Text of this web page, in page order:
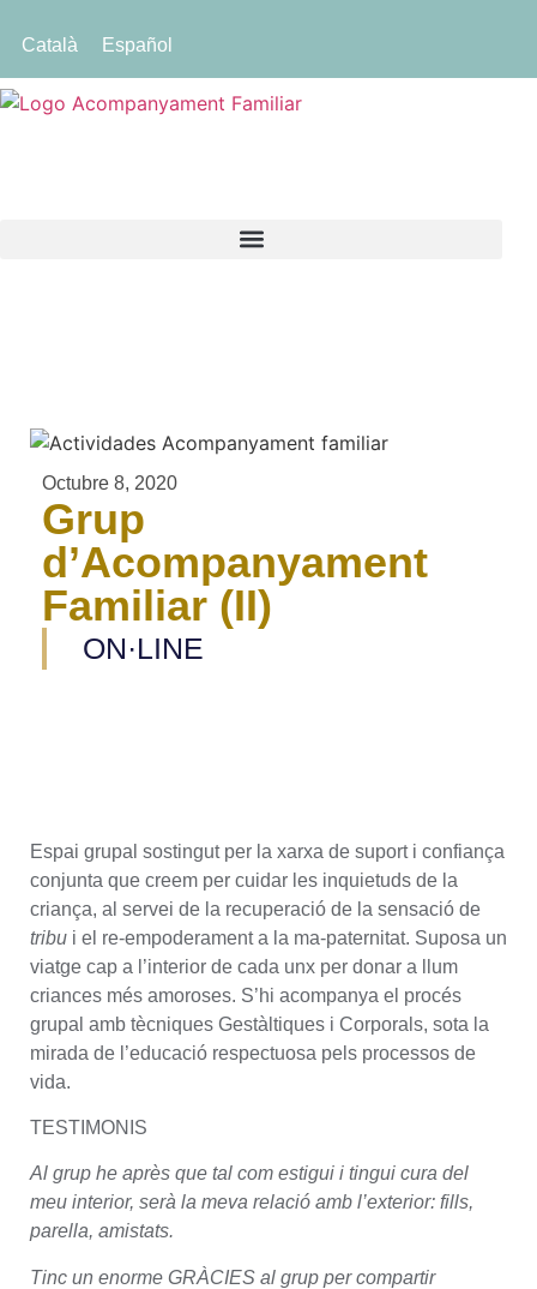
Català Español
Octubre 8, 2020
Grup
d’Acompanyament
Familiar (II)
ON·LINE
Espai grupal sostingut per la xarxa de suport i confiança
conjunta que creem per cuidar les inquietuds de la
criança, al servei de la recuperació de la sensació de
tribu i el re-empoderament a la ma-paternitat. Suposa un
viatge cap a l’interior de cada unx per donar a llum
criances més amoroses. S’hi acompanya el procés
grupal amb tècniques Gestàltiques i Corporals, sota la
mirada de l’educació respectuosa pels processos de
vida.
TESTIMONIS
Al grup he après que tal com estigui i tingui cura del
meu interior, serà la meva relació amb l’exterior: fills,
parella, amistats.
Tinc un enorme GRÀCIES al grup per compartir